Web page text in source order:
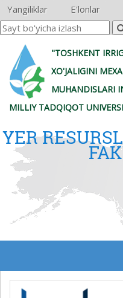
Yangiliklar E'lonlar
"TOSHKENT
XO'JALIGINI
MUHANDISLARI
MILLIY TADQIQOT
YER